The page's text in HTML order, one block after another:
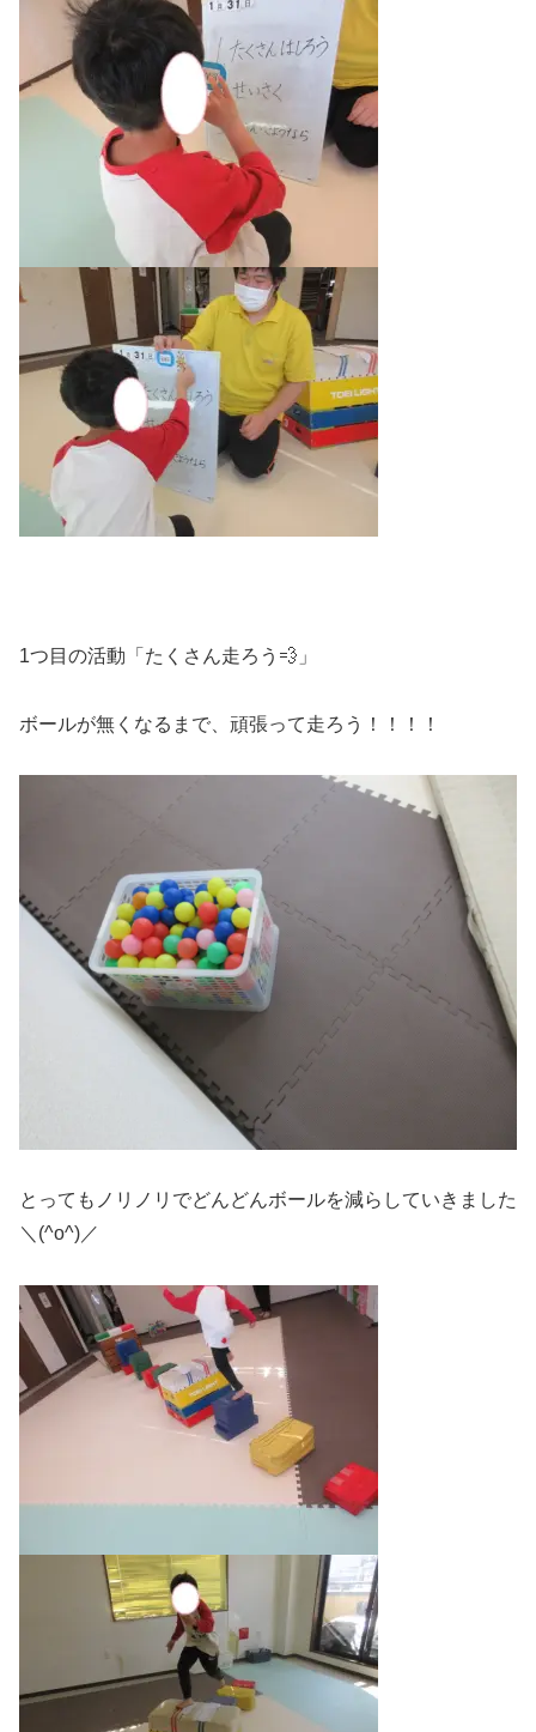
1つ目の活動「たくさん走ろう💨」
ボールが無くなるまで、頑張って走ろう！！！！
とってもノリノリでどんどんボールを減らしていきました
＼(^o^)／